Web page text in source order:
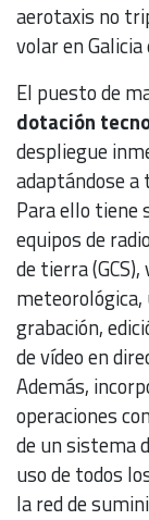
aerotaxis no
volar en
El puesto de
dotación
despliegue
adaptándose a
Para ello tiene
equipos de
de tierra
meteorológica,
grabación,
de vídeo en
Además,
operaciones
de un sistema
uso de todos
la red de